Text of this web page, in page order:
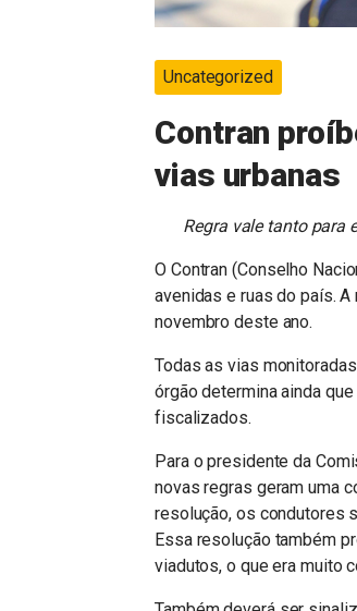
Uncategorized
Contran
vias urbanas
Regra vale tanto para
O Contran (Conselho
avenidas e ruas do país.
novembro deste ano.
Todas as vias
órgão determina ainda
fiscalizados.
Para o presidente da
novas regras geram uma
resolução, os condutores
Essa resolução também
viadutos, o que era muito